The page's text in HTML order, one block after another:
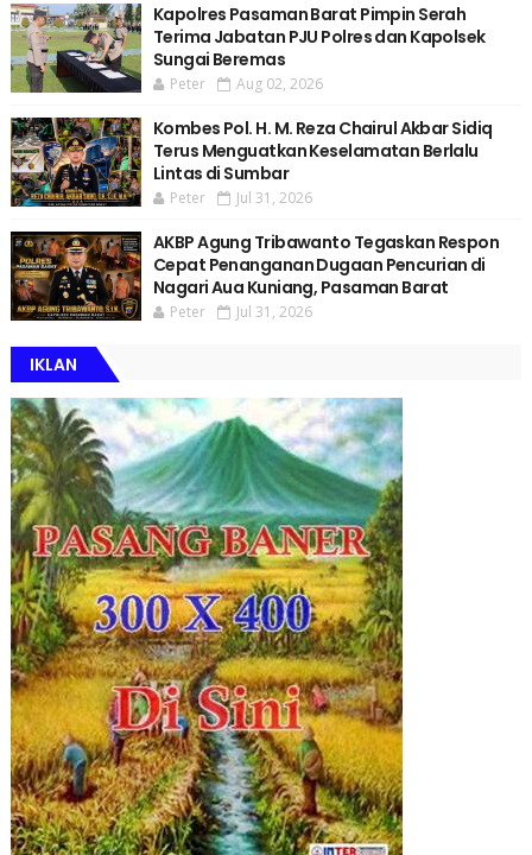
Kapolres Pasaman Barat Pimpin Serah
Terima Jabatan PJU Polres dan Kapolsek
Sungai Beremas
Peter Aug 02, 2026
Kombes Pol. H. M. Reza Chairul Akbar Sidiq
Terus Menguatkan Keselamatan Berlalu
Lintas di Sumbar
Peter Jul 31, 2026
AKBP Agung Tribawanto Tegaskan Respon
Cepat Penanganan Dugaan Pencurian di
Nagari Aua Kuniang, Pasaman Barat
Peter Jul 31, 2026
IKLAN